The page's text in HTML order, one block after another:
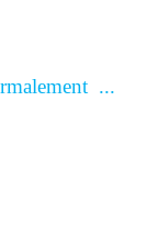
...